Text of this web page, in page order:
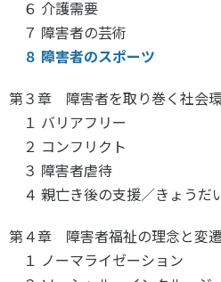
６ 介護需要
７ 障害者の芸術
８ 障害者のスポーツ
第３章 障害者を取り巻く社会
１ バリアフリー
２ コンフリクト
３ 障害者虐待
４ 親亡き後の支援／きょうだ
第４章 障害者福祉の理念と変
１ ノーマライゼーション